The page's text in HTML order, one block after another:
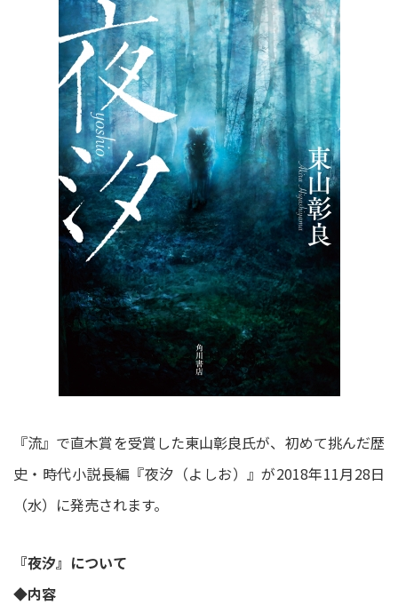
『流』で直木賞を受賞した東山彰良氏が、初めて挑んだ歴
史・時代小説長編『夜汐（よしお）』が2018年11月28日
（水）に発売されます。
『夜汐』について
◆内容